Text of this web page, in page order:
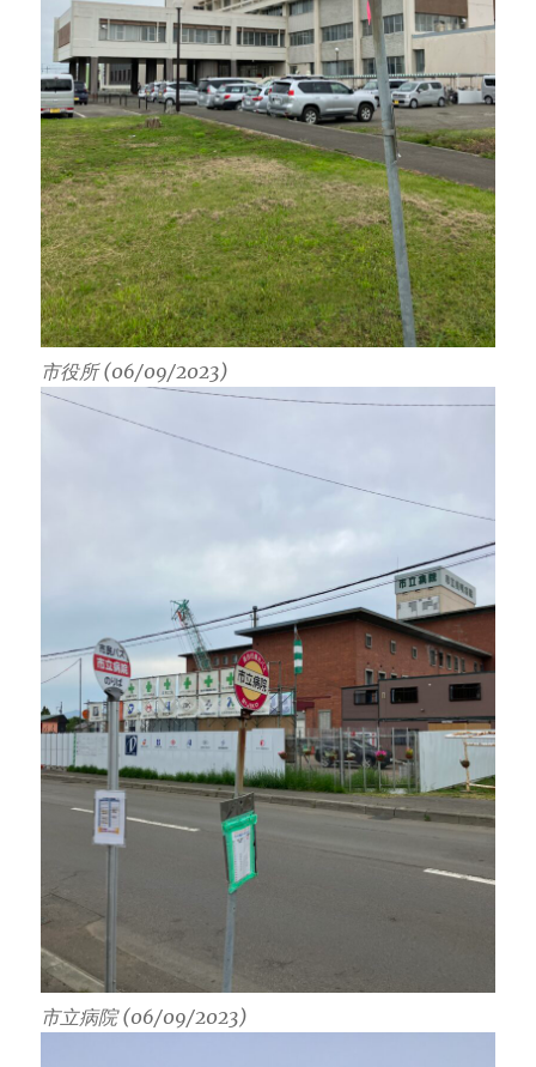
市役所 (06/09/2023)
市立病院 (06/09/2023)